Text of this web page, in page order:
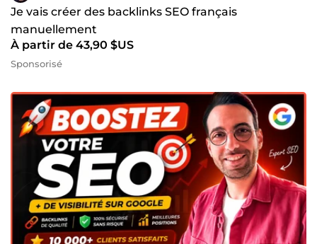
Je vais créer des backlinks SEO français
manuellement
À partir de 43,90 $US
Sponsorisé